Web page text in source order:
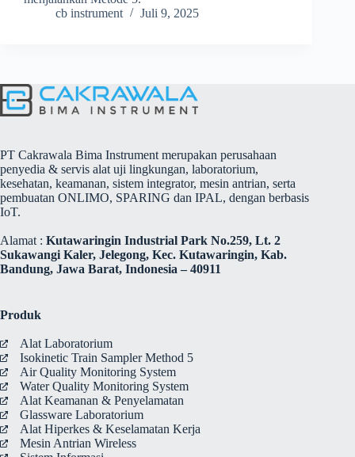
cb instrument
Juli 9, 2025
PT Cakrawala Bima Instrument merupakan perusahaan
penyedia & servis alat uji lingkungan, laboratorium,
kesehatan, keamanan, sistem integrator, mesin antrian, serta
pembuatan ONLIMO, SPARING dan IPAL, dengan berbasis
IoT.
Alamat : Kutawaringin Industrial Park No.259, Lt. 2
Sukawangi Kaler, Jelegong, Kec. Kutawaringin, Kab.
Bandung, Jawa Barat, Indonesia – 40911
Produk
Alat Laboratorium
Isokinetic Train Sampler Method 5
Air Quality Monitoring System
Water Quality Monitoring System
Alat Keamanan & Penyelamatan
Glassware Laboratorium
Alat Hiperkes & Keselamatan Kerja
Mesin Antrian Wireless